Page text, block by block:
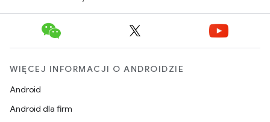
WIĘCEJ INFORMACJI O ANDROIDZIE
Android
Android dla firm